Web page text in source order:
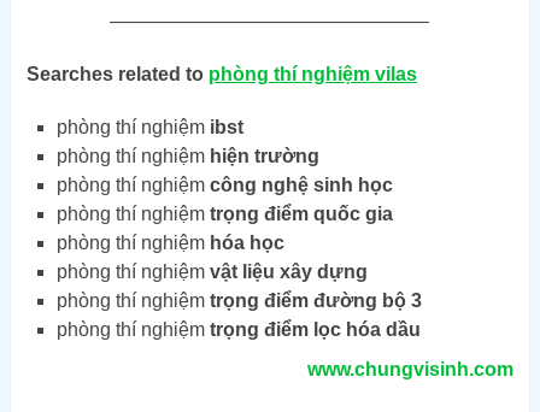
————————————————–
Searches related to phòng thí nghiệm vilas
phòng thí nghiệm ibst
phòng thí nghiệm hiện trường
phòng thí nghiệmcông nghệ sinh học
phòng thí nghiệmtrọng điểm quốc gia
phòng thí nghiệm hóa học
phòng thí nghiệmvật liệu xây dựng
phòng thí nghiệmtrọng điểm đường bộ 3
phòng thí nghiệmtrọng điểm lọc hóa dầu
www.chungvisinh.com